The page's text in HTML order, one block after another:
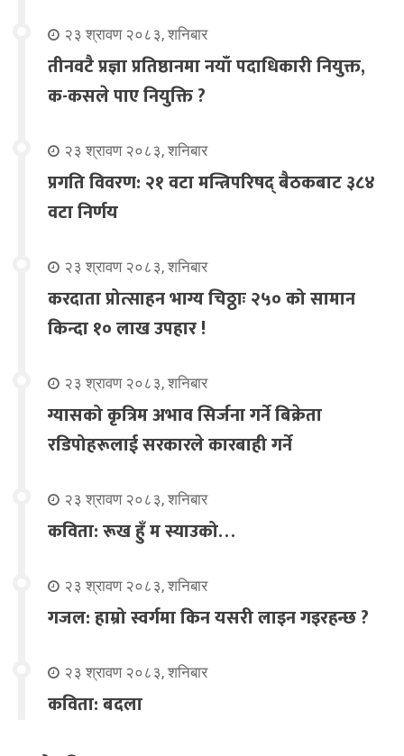
२३ श्रावण २०८३, शनिबार
तीनवटै प्रज्ञा प्रतिष्ठानमा नयाँ पदाधिकारी नियुक्त,
क-कसले पाए नियुक्ति ?
२३ श्रावण २०८३, शनिबार
प्रगति विवरण: २१ वटा मन्त्रिपरिषद् बैठकबाट ३८४
वटा निर्णय
२३ श्रावण २०८३, शनिबार
करदाता प्रोत्साहन भाग्य चिठ्ठाः २५० को सामान
किन्दा १० लाख उपहार !
२३ श्रावण २०८३, शनिबार
ग्यासको कृत्रिम अभाव सिर्जना गर्ने बिक्रेता
रडिपोहरूलाई सरकारले कारबाही गर्ने
२३ श्रावण २०८३, शनिबार
कविता: रूख हुँ म स्याउको…
२३ श्रावण २०८३, शनिबार
गजल: हाम्रो स्वर्गमा किन यसरी लाइन गइरहन्छ ?
२३ श्रावण २०८३, शनिबार
कविता: बदला